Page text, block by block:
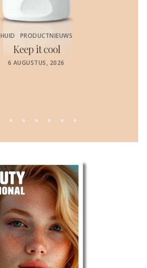
HUID PRODUCTNIEUWS
Keep it cool
POSTED
6 AUGUSTUS, 2026